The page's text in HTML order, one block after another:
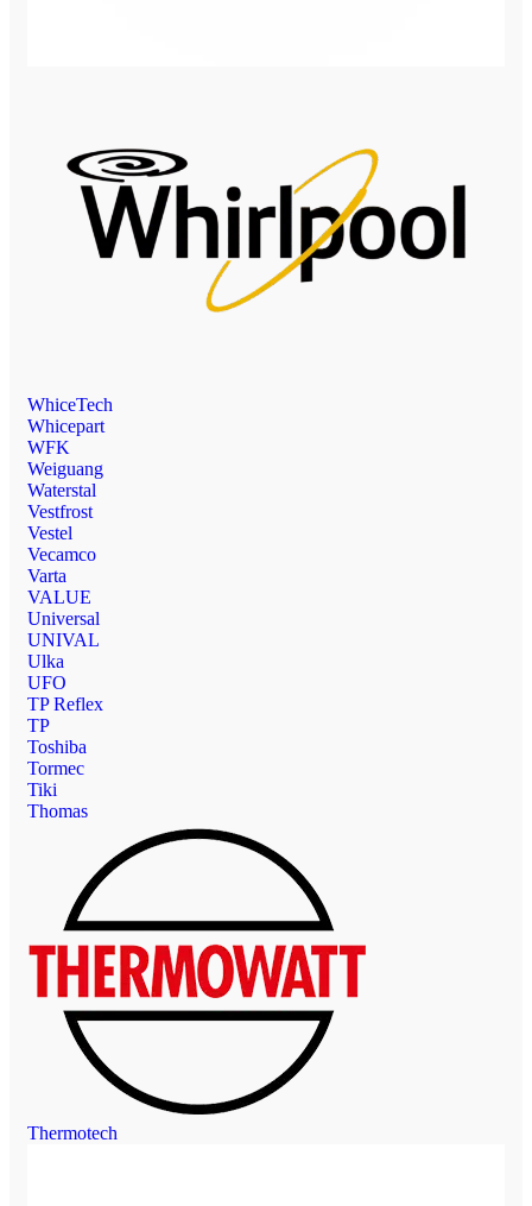
WhiceTech
Whicepart
WFK
Weiguang
Waterstal
Vestfrost
Vestel
Vecamco
Varta
VALUE
Universal
UNIVAL
Ulka
UFO
TP Reflex
TP
Toshiba
Tormec
Tiki
Thomas
Thermotech